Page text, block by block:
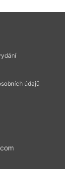
údajů